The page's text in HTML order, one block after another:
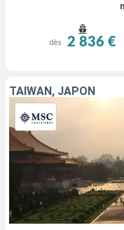
dès 2 836 €
TAÏWAN, JAPON